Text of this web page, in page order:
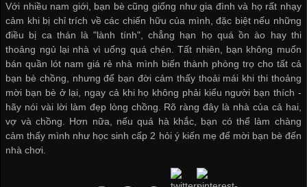
Với nhiều nam giới, bạn bè cũng giống như gia đình và họ rất nhạy
cảm khi bị chỉ trích về các chiến hữu của mình, đặc biệt nếu những
điều bị ca thán là "lành tính", chẳng hạn họ quá ồn ào hay thi
thoảng ngủ lại nhà vì uống quá chén. Tất nhiên, bạn không muốn
bán quần lót nam giá rẻ nhà mình biến thành phòng trọ cho tất cả
bạn bè chồng, nhưng để bạn đời cảm thấy thoải mái khi thi thoảng
mời bạn bè ở lại, ngay cả khi họ không phải kiểu người bạn thích -
hãy nói vài lời làm đẹp lòng chồng. Rõ ràng đây là nhà của cả hai,
vợ và chồng. Hơn nữa, nếu quá hà khắc, bạn có thể làm chàng
cảm thấy mình như học sinh cấp 2 hỏi ý kiến mẹ để mời bạn bè đến
nhà chơi.